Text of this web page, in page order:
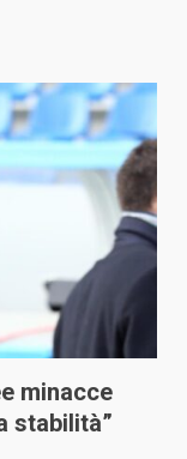
minacce
stabilità”